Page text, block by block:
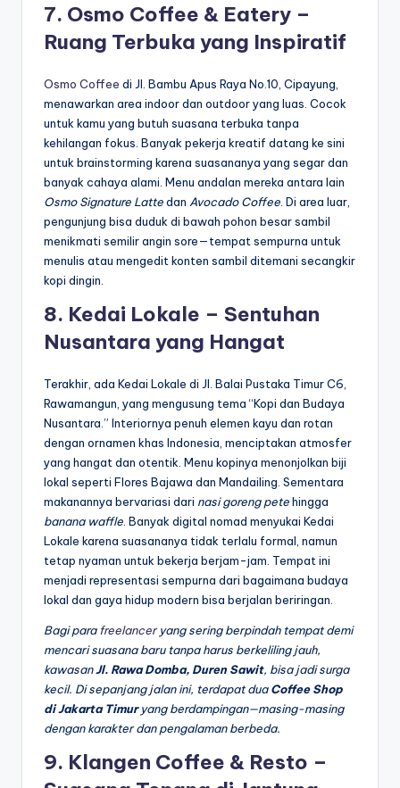
7. Osmo Coffee & Eatery –
Ruang Terbuka yang Inspiratif
Osmo Coffee di Jl. Bambu Apus Raya No.10, Cipayung,
menawarkan area indoor dan outdoor yang luas. Cocok
untuk kamu yang butuh suasana terbuka tanpa
kehilangan fokus. Banyak pekerja kreatif datang ke sini
untuk brainstorming karena suasananya yang segar dan
banyak cahaya alami. Menu andalan mereka antara lain
Osmo Signature Lattedan Avocado Coffee . Di area luar,
pengunjung bisa duduk di bawah pohon besar sambil
menikmati semilir angin sore—tempat sempurna untuk
menulis atau mengedit konten sambil ditemani secangkir
kopi dingin.
8. Kedai Lokale – Sentuhan
Nusantara yang Hangat
Terakhir, ada Kedai Lokale di Jl. Balai Pustaka Timur C6,
Rawamangun, yang mengusung tema “Kopi dan Budaya
Nusantara.” Interiornya penuh elemen kayu dan rotan
dengan ornamen khas Indonesia, menciptakan atmosfer
yang hangat dan otentik. Menu kopinya menonjolkan biji
lokal seperti Flores Bajawa dan Mandailing. Sementara
makanannya bervariasi dari nasi goreng petehingga
banana waffle . Banyak digital nomad menyukai Kedai
Lokale karena suasananya tidak terlalu formal, namun
tetap nyaman untuk bekerja berjam-jam. Tempat ini
menjadi representasi sempurna dari bagaimana budaya
lokal dan gaya hidup modern bisa berjalan beriringan.
Bagi para freelanceryang sering berpindah tempat demi
mencari suasana baru tanpa harus berkeliling jauh,
kawasanJl. Rawa Domba, Duren Sawit, bisa jadi surga
kecil. Di sepanjang jalan ini, terdapat duaCoffee Shop
di Jakarta Timuryang berdampingan—masing-masing
dengan karakter dan pengalaman berbeda.
9. Klangen Coffee & Resto –